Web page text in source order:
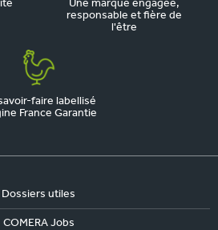
Une marque engagée,
responsable et fière de
l'être
faire labellisé
France Garantie
Dossiers utiles
COMERA Jobs